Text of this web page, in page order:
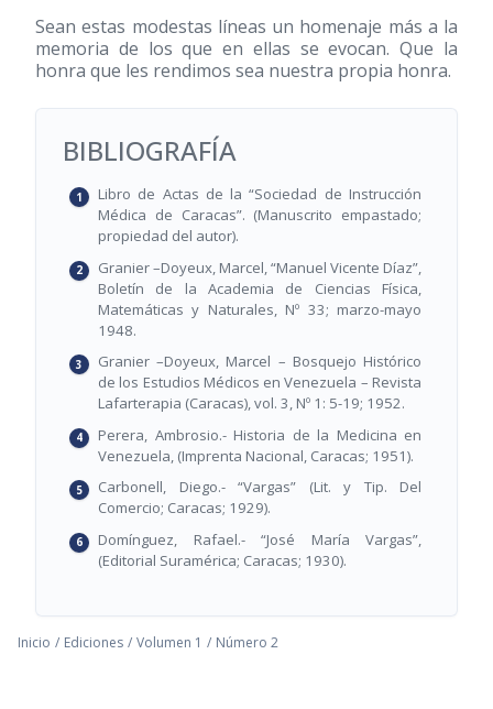
Sean estas modestas líneas un homenaje más a la
memoria de los que en ellas se evocan. Que la
honra que les rendimos sea nuestra propia honra.
BIBLIOGRAFÍA
Libro de Actas de la “Sociedad de Instrucción
Médica de Caracas”. (Manuscrito empastado;
propiedad del autor).
Granier –Doyeux, Marcel, “Manuel Vicente Díaz”,
Boletín de la Academia de Ciencias Física,
Matemáticas y Naturales, Nº 33; marzo-mayo
1948.
Granier –Doyeux, Marcel – Bosquejo Histórico
de los Estudios Médicos en Venezuela – Revista
Lafarterapia (Caracas), vol. 3, Nº 1: 5-19; 1952.
Perera, Ambrosio.- Historia de la Medicina en
Venezuela, (Imprenta Nacional, Caracas; 1951).
Carbonell, Diego.- “Vargas” (Lit. y Tip. Del
Comercio; Caracas; 1929).
Domínguez, Rafael.- “José María Vargas”,
(Editorial Suramérica; Caracas; 1930).
Inicio / Ediciones / Volumen 1 / Número 2